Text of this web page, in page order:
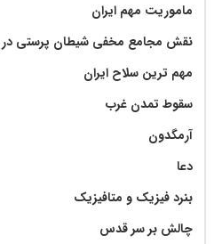
ماموریت مهم ایران
نقش مجامع مخفی شیطان پرستی در
مهم ترین سلاح ایران
سقوط تمدن غرب
آرمگدون
دعا
بنرد فیزیک و متافیزیک
چالش بر سر قدس